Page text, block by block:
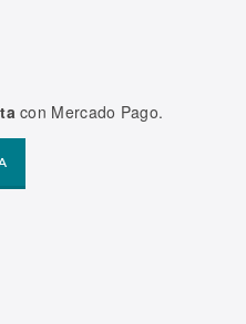
con Mercado Pago.